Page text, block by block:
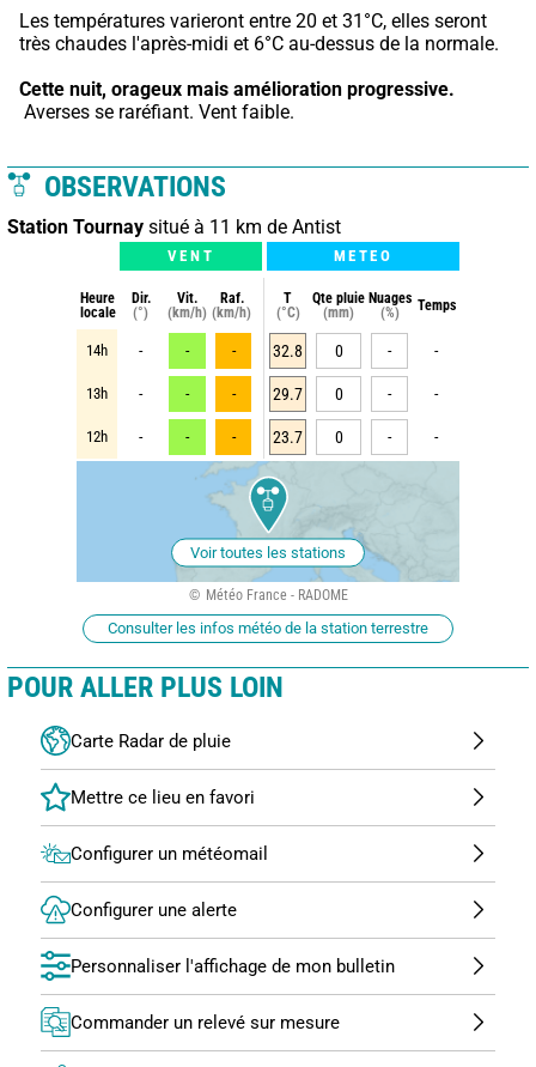
Les températures varieront entre 20 et 31°C, elles seront
très chaudes l'après-midi et 6°C au-dessus de la normale.
Cette nuit, orageux mais amélioration progressive.
Averses se raréfiant. Vent faible.
OBSERVATIONS
Station Tournay situé à 11 km de Antist
VENT METEO
Heure
locale
Dir.
(°)
Vit.
(km/h)
Raf.
(km/h)
T
(°C)
Qte pluie
(mm)
Nuages
(%)
Temps
14h - - - 32.8 0 - -
13h - - - 29.7 0 - -
12h - - - 23.7 0 - -
Voir toutes les stations
Météo France - RADOME
Consulter les infos météo de la station terrestre
POUR ALLER PLUS LOIN
Carte Radar de pluie
Configurer un météomail
Configurer une alerte
Personnaliser l'affichage de mon bulletin
Commander un relevé sur mesure